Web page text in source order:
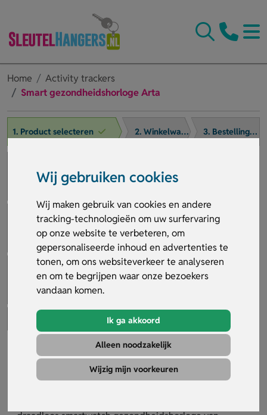
Wij gebruiken cookies
Wij maken gebruik van cookies en andere
tracking-technologieën om uw surfervaring
op onze website te verbeteren, om
gepersonaliseerde inhoud en advertenties te
tonen, om ons websiteverkeer te analyseren
en om te begrijpen waar onze bezoekers
vandaan komen.
Ik ga akkoord
Alleen noodzakelijk
Wijzig mijn voorkeuren
Home
Activity trackers
Smart gezondheidshorloge Arta
1. Product selecteren 2. Winkelwagen 3. Bestelling afronden
Smart gezondheidshorloge Arta
33817